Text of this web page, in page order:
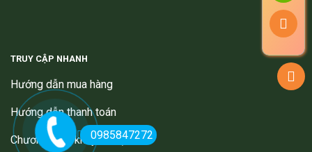
TRUY CẬP NHANH
Hướng dẫn mua hàng
Hướng dẫn thanh toán
Chương trình khuyến mại
0985847272